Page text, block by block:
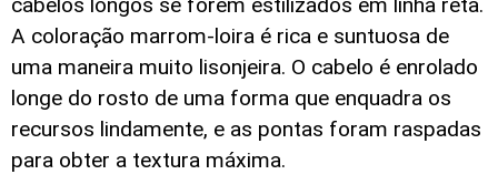
A coloração marrom-loira é rica e suntuosa de
uma maneira muito lisonjeira. O cabelo é enrolado
longe do rosto de uma forma que enquadra os
recursos lindamente, e as pontas foram raspadas
para obter a textura máxima.